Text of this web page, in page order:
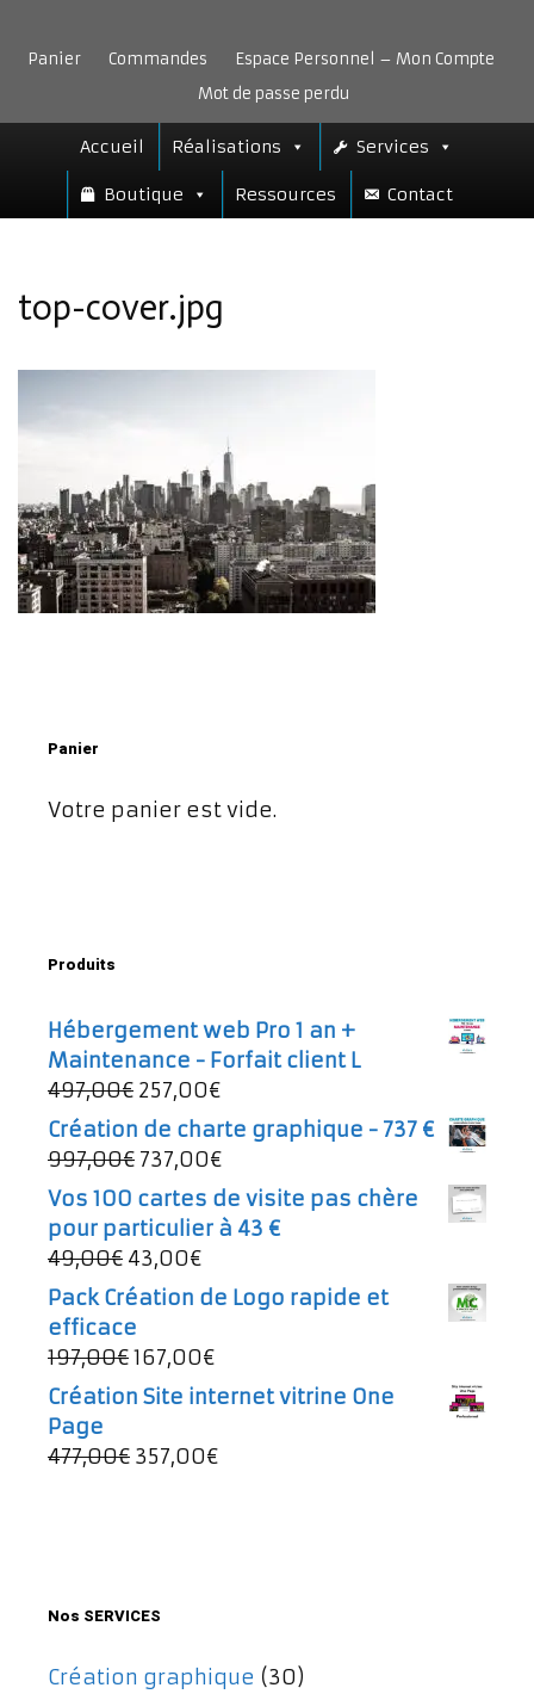
contenu
Panier Commandes
Espace Personnel – Mon Compte
Mot de passe perdu
Accueil Réalisations Services
Boutique Ressources Contact
top-cover.jpg
Panier
Votre panier est vide.
Produits
Hébergement web Pro 1 an +
Maintenance - Forfait client L
497,00€ Le
prix
initial
était :
497,00€.
257,00€Le
prix
actuel
257,00€.
Création de charte graphique - 737 €
997,00€ Le
prix
initial
était :
997,00€.
737,00€Le
prix
actuel
Vos 100 cartes de visite pas chère
pour particulier à 43 €
49,00€ Le
prix
initial
était :
49,00€.
43,00€Le
prix
actuel
est :
Pack Création de Logo rapide et
efficace
197,00€Le
prix
était :
197,00€.
167,00€Le
prix
est :
Création Site internet vitrine One
Page
477,00€ Le
357,00€Le
Nos SERVICES
Création graphique (30)